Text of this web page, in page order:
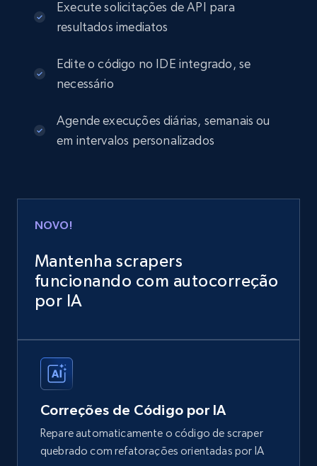
Execute solicitações de API para
resultados imediatos
Edite o código no IDE integrado, se
necessário
Agende execuções diárias, semanais ou
em intervalos personalizados
NOVO!
Mantenha scrapers
funcionando com autocorreção
por IA
Correções de Código por IA
Repare automaticamente o código de scraper
quebrado com refatorações orientadas por IA